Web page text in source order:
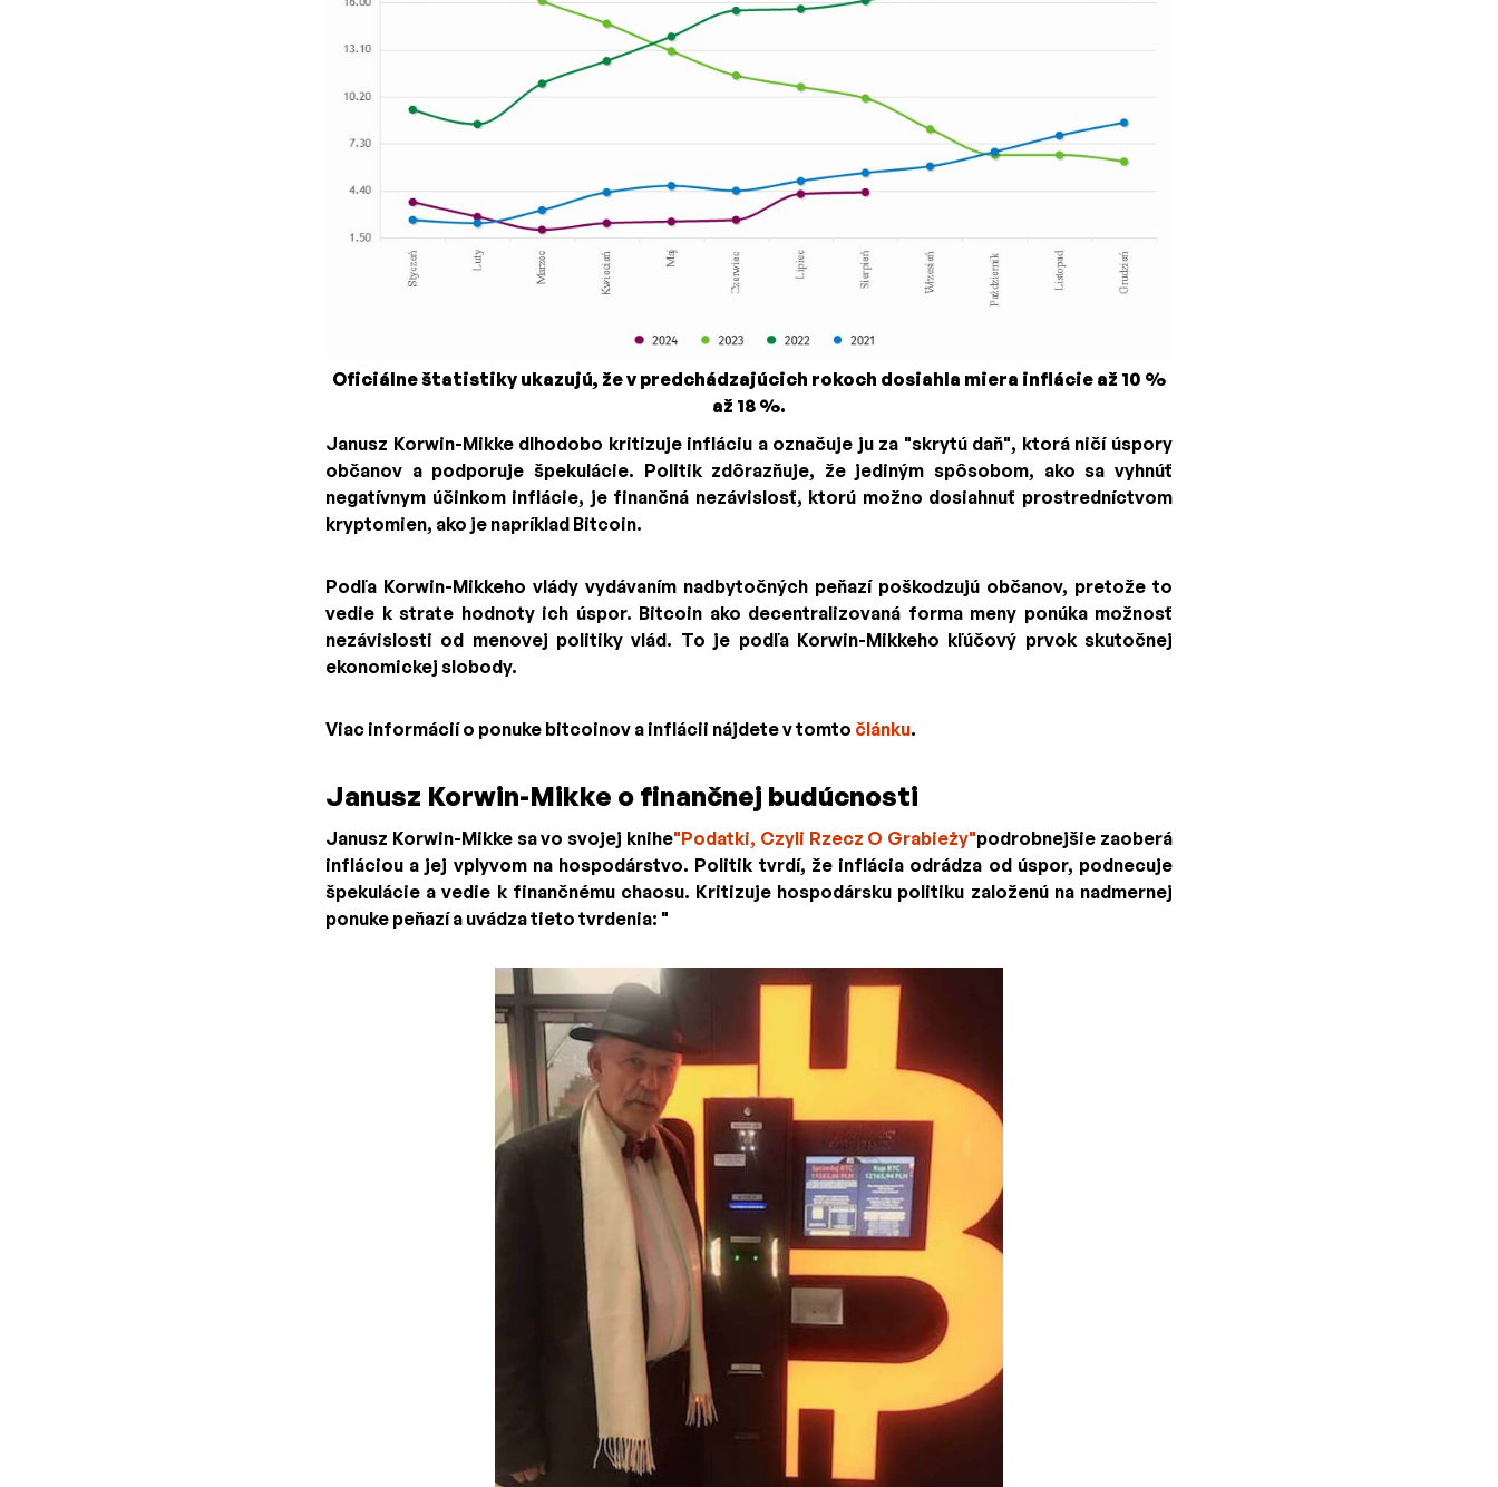
Oficiálne štatistiky ukazujú, že v predchádzajúcich rokoch dosiahla miera inflácie až 10 %
až 18 %.
Janusz Korwin-Mikke dlhodobo kritizuje infláciu a označuje ju za "skrytú daň", ktorá ničí úspory
občanov a podporuje špekulácie. Politik zdôrazňuje, že jediným spôsobom, ako sa vyhnúť
negatívnym účinkom inflácie, je finančná nezávislosť, ktorú možno dosiahnuť prostredníctvom
kryptomien, ako je napríklad Bitcoin.
Podľa Korwin-Mikkeho vlády vydávaním nadbytočných peňazí poškodzujú občanov, pretože to
vedie k strate hodnoty ich úspor. Bitcoin ako decentralizovaná forma meny ponúka možnosť
nezávislosti od menovej politiky vlád. To je podľa Korwin-Mikkeho kľúčový prvok skutočnej
ekonomickej slobody.
Viac informácií o ponuke bitcoinov a inflácii nájdete v tomto článku.
Janusz Korwin-Mikke o finančnej budúcnosti
Janusz Korwin-Mikke sa vo svojej knihe"Podatki, Czyli Rzecz O Grabieży"podrobnejšie zaoberá
infláciou a jej vplyvom na hospodárstvo. Politik tvrdí, že inflácia odrádza od úspor, podnecuje
špekulácie a vedie k finančnému chaosu. Kritizuje hospodársku politiku založenú na nadmernej
ponuke peňazí a uvádza tieto tvrdenia: "